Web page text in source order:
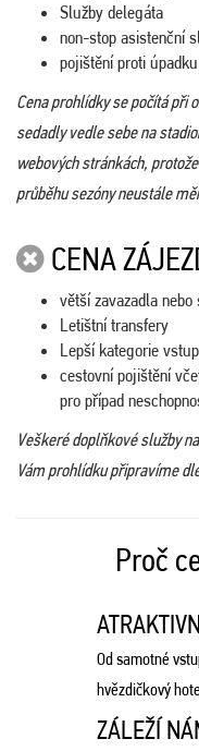
Služby delegáta
non-stop asistenční
pojištění proti
Cena prohlídky se počítá při
sedadly vedle sebe na
webových stránkách,
průběhu sezóny neustále
CENA
větší zavazadla
Letištní transfery
Lepší kategorie
cestovní pojištění
pro případ
Veškeré doplňkové služby
Vám prohlídku připravíme
Proč
Od samotné
hvězdičkový
ZÁLEŽÍ